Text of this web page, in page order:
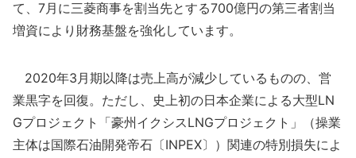
て、7月に三菱商事を割当先とする700億円の第三者割当
増資により財務基盤を強化しています。
2020年3月期以降は売上高が減少しているものの、営
業黒字を回復。ただし、史上初の日本企業による大型LN
Gプロジェクト「豪州イクシスLNGプロジェクト」（操業
主体は国際石油開発帝石〔INPEX〕）関連の特別損失によ